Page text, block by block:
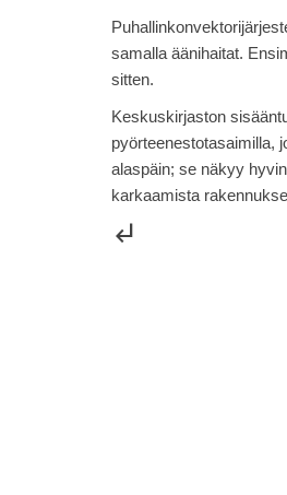
samalla äänihaitat.
sitten.
Keskuskirjaston
pyörteenestotasaimilla,
alaspäin; se näkyy
karkaamista
subdirectory_arrow_left